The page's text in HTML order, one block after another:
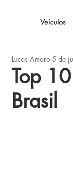
Veículos
Top
Brasil
Lucas Amaro 5 de